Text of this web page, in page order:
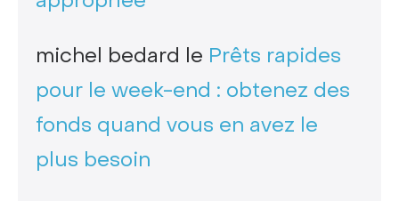
michel bedard le Prêts rapides
pour le week-end : obtenez des
fonds quand vous en avez le
plus besoin